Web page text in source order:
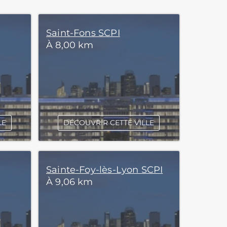
Saint-Fons SCPI
À 8,00 km
DÉCOUVRIR CETTE VILLE
Sainte-Foy-lès-Lyon SCPI
À 9,06 km